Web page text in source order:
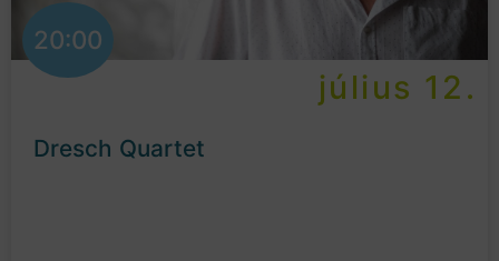
20:00
július 12.
Dresch Quartet